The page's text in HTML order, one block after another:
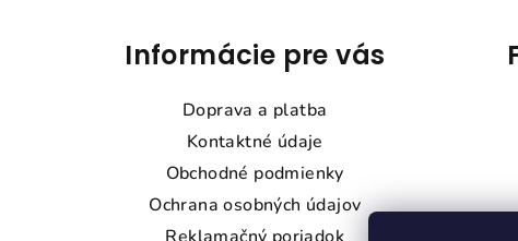
Informácie pre vás
Doprava a platba
Kontaktné údaje
Obchodné podmienky
Ochrana osobných údajov